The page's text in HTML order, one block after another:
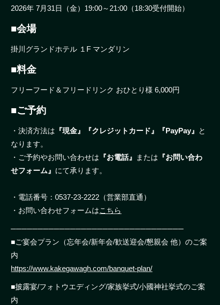
2026年 7月31日（金）19:00～21:00（18:30受付開始）
■会場
掛川グランドホテル １F マンダリン
■料金
フリーフード＆フリードリンク おひとり様 6,000円
■ご予約
・決済方法は 『現金』『クレジットカード』『PayPay』 と
なります。
・ご予約やお問い合わせは 『お電話』 または 『お問い合わ
せフォーム』 にて承ります。
・電話番号：0537-23-2222（営業部直通）
・お問い合わせフォームはこちら
────────────────────────────────
■ご宴会プラン（忘年会/新年会/歓送迎会/懇親会 他）のご案
内
https://www.kakegawagh.com/banquet-plan/
■披露宴/フォトウエディング/家族挙式/小國神社挙式のご案
内